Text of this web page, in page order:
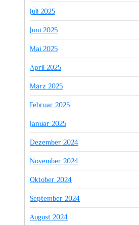
Juli 2025
Juni 2025
Mai 2025
April 2025
März 2025
Februar 2025
Januar 2025
Dezember 2024
November 2024
Oktober 2024
September 2024
August 2024